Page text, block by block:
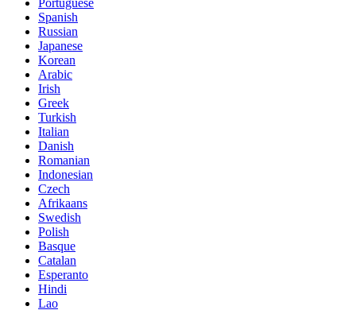
Portuguese
Spanish
Russian
Japanese
Korean
Arabic
Irish
Greek
Turkish
Italian
Danish
Romanian
Indonesian
Czech
Afrikaans
Swedish
Polish
Basque
Catalan
Esperanto
Hindi
Lao